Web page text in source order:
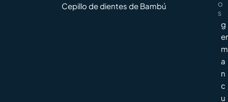
Cepillo de dientes de Bambú
O
S
g
er
m
a
n
c
u